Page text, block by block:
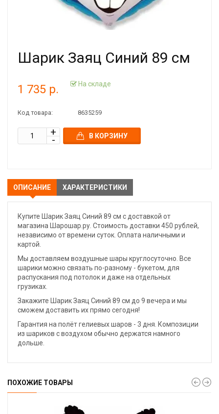
Шарик Заяц Синий 89 см
1 735 р. На складе
Код товара: 8635259
В КОРЗИНУ
ОПИСАНИЕ ХАРАКТЕРИСТИКИ
Купите Шарик Заяц Синий 89 см с доставкой от
магазина Шарошар.ру. Стоимость доставки 450 рублей,
независимо от времени суток. Оплата наличными и
картой.
Мы доставляем воздушные шары круглосуточно. Все
шарики можно связать по-разному - букетом, для
распускания под потолок и даже на отдельных
грузиках.
Закажите Шарик Заяц Синий 89 см до 9 вечера и мы
сможем доставить их прямо сегодня!
Гарантия на полёт гелиевых шаров - 3 дня. Композиции
из шариков с воздухом обычно держатся намного
дольше.
ПОХОЖИЕ ТОВАРЫ